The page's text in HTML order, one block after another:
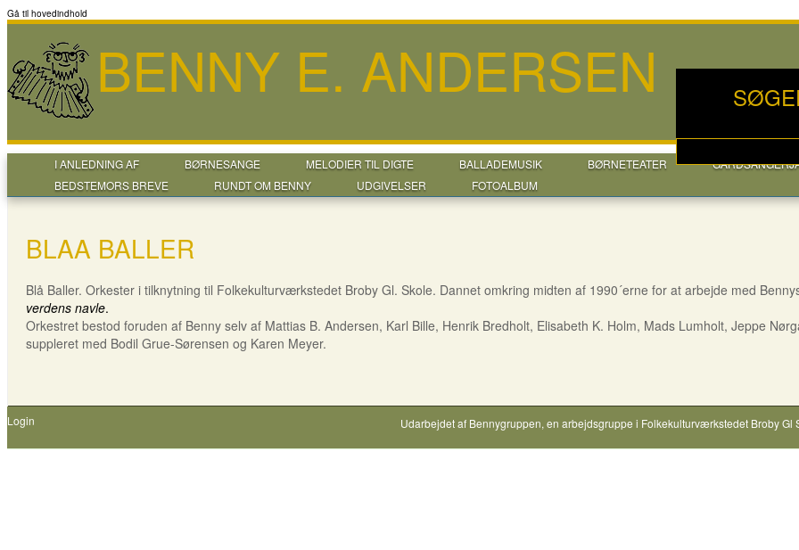
Gå til hovedindhold
BENNY E. ANDERSEN
I ANLEDNING AF BØRNESANGE MELODIER TIL DIGTE BALLADEMUSIK BØRNETEATER
BEDSTEMORS BREVE
RUNDT OM BENNY UDGIVELSER FOTOALBUM
BLAA BALLER
Blå Baller. Orkester i tilknytning til Folkekulturværkstedet Broby Gl. Skole. Dannet omkring midten af 1990´erne for at arbejde med
verdens navle.
Orkestret bestod foruden af Benny selv af Mattias B. Andersen, Karl Bille, Henrik Bredholt, Elisabeth K. Holm, Mads Lumholt, Jeppe
suppleret med Bodil Grue-Sørensen og Karen Meyer.
Login Udarbejdet af Bennygruppen, en arbejdsgruppe i Folkekulturværkstedet Broby Gl